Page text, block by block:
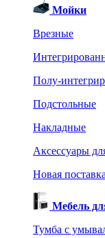
Мойки
Врезные
Полу-
Подстольные
Накладные
Аксессуары
Новая поставка
Мебель
Тумба с